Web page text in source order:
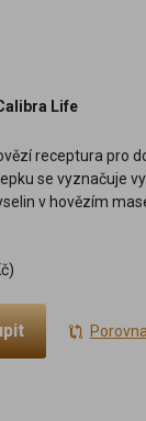
Life
receptura pro
se vyznačuje
v hovězím
)